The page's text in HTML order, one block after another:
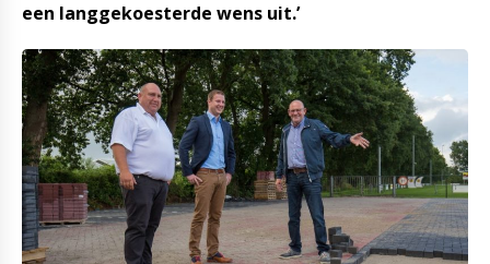
een langgekoesterde wens uit.’